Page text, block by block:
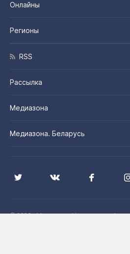
Онлайны
Регионы
RSS
Рассылка
Медиазона
Медиазона. Беларусь
© 2026 «Медиазона Центральная Азия»